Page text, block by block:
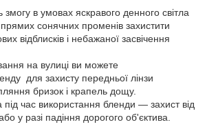
в умовах яскравого денного світла
сонячних променів захистити
відблисків і небажаної засвічення
на вулиці ви можете
для захисту передньої лінзи
бризок і крапель дощу.
під час використання бленди — захист від
у разі падіння дорогого об'єктива.